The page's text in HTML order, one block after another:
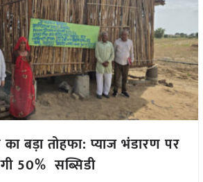
बड़ा तोहफा: प्याज भंडारण पर
50% सब्सिडी